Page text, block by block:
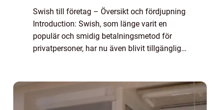
Swish till företag – Översikt och fördjupning
Introduction: Swish, som länge varit en
populär och smidig betalningsmetod för
privatpersoner, har nu även blivit tillgängligt